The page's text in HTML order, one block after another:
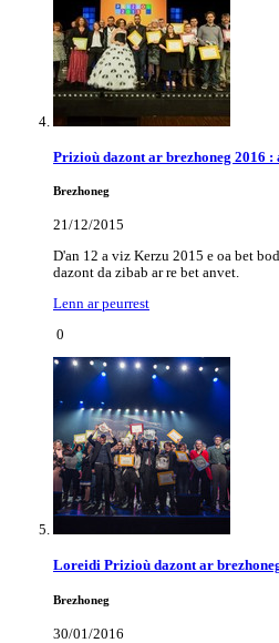
Prizioù dazont ar brezhoneg 2016 :
Brezhoneg
21/12/2015
D'an 12 a viz Kerzu 2015 e oa bet
dazont da zibab ar re bet anvet.
Lenn ar peurrest
0
Loreidi Prizioù dazont ar
Brezhoneg
30/01/2016